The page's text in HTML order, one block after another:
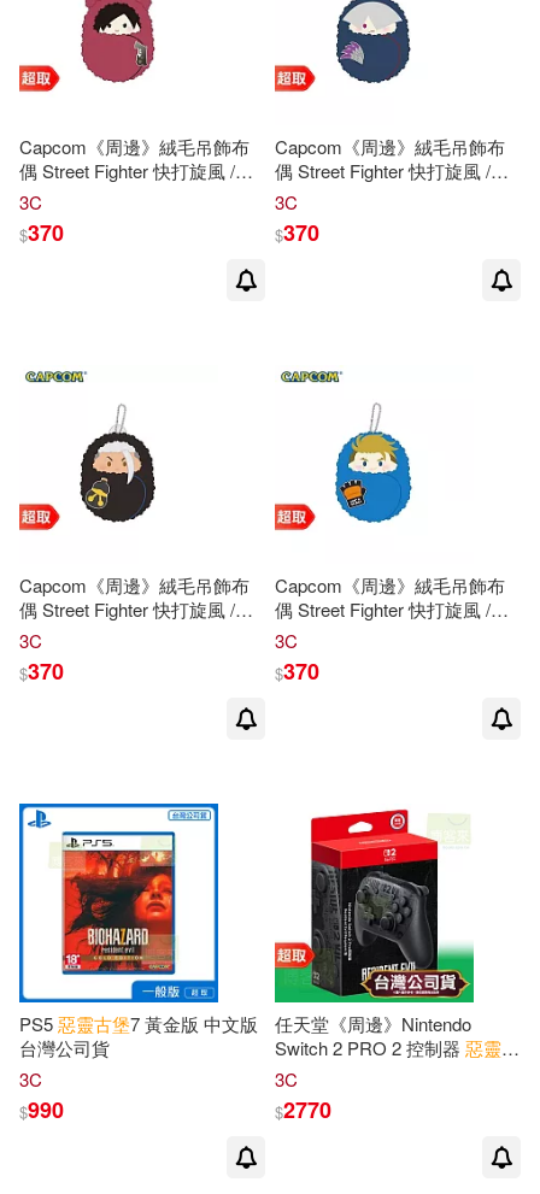
Capcom《周邊》絨毛吊飾布
偶 Street Fighter 快打旋風 /
Resident Evil
版 Ada Wong 艾達.王
3C
$370
Capcom《周邊》絨毛吊飾布
偶 Street Fighter 快打旋風 /
Resident Evil
版 A.K.I.
3C
$370
Capcom《周邊》絨毛吊飾布
偶 Street Fighter 快打旋風 /
Resident Evil
版 Jamie 傑米
3C
$370
Capcom《周邊》絨毛吊飾布
偶 Street Fighter 快打旋風 /
Resident Evil
版 Luke 呂克
3C
$370
PS5惡靈古堡7 黃金版 中文版
台灣公司貨
3C
$990
任天堂《周邊》Nintendo
Switch 2 PRO 2 控制器 惡靈古
堡9 安魂曲 特仕款 * Nintendo
3C
$2770